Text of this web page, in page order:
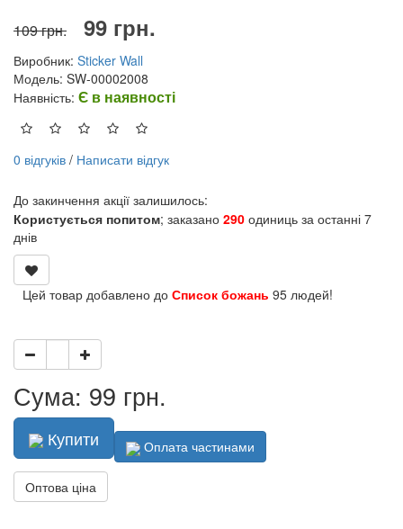
109 грн. 99 грн.
Виробник: Sticker Wall
Модель: SW-00002008
Наявність: Є в наявності
0 відгуків / Написати відгук
До закинчення акції залишилось:
Користується попитом; заказано 290 одиниць за останні 7
днів
Цей товар добавлено до Список божань 95 людей!
Сума: 99 грн.
Купити Оплата частинами
Оптова ціна